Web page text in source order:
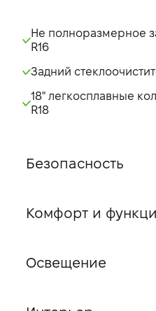
Не полноразмерное
R16
Задний
18" легкосплавные
R18
Безопасность
Комфорт и
Освещение